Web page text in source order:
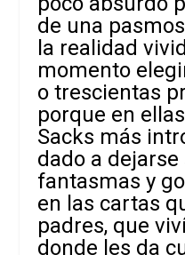
de una
la realidad
momento
o trescientas
porque en
Sacks más
dado a
fantasmas y
en las cartas
padres, que
donde les da